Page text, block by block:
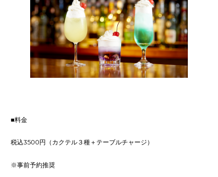
■料金
税込3500円（カクテル３種＋テーブルチャージ）
※事前予約推奨